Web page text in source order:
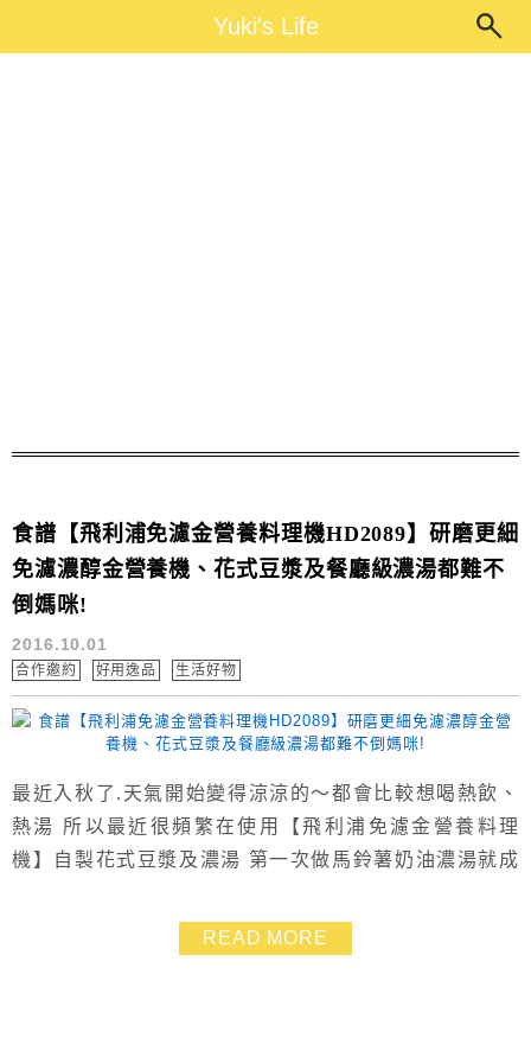
Yuki's LifeYuki's Life
食譜【飛利浦免濾金營養料理機HD2089】研磨更細
免濾濃醇金營養機、花式豆漿及餐廳級濃湯都難不
倒媽咪!
2016.10.01
合作邀約 好用逸品 生活好物
最近入秋了.天氣開始變得涼涼的～都會比較想喝熱飲、
熱湯 所以最近很頻繁在使用【飛利浦免濾金營養料理
機】自製花式豆漿及濃湯 第一次做馬鈴薯奶油濃湯就成
顧爐火不怕臭伙塔 自製的濃湯運用在焗烤飯也很簡單美
味 這台新品金營養HD2089研磨更細.而且免濾更加濃醇
READ MORE